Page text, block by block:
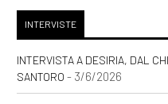
Andrea
pagina 69
Agosto 2020
INTERVISTE
INTERVISTA A DESIRIA, DAL
SANTORO - 3/6/2026